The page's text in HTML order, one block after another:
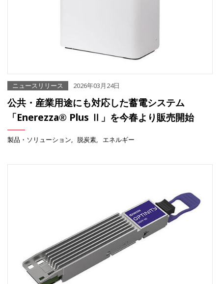
ニュースリリース 2026年03月24日
公共・産業用途にも対応した蓄電システム
「Enerezza® Plus Ⅱ」を今春より販売開始
製品・ソリューション 脱炭素 エネルギー